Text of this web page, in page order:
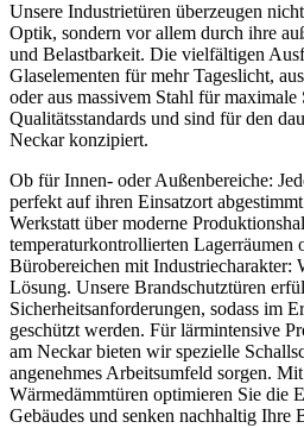
Unsere Industrietüren überzeugen
Optik, sondern vor allem durch ihre
und Belastbarkeit. Die vielfältigen
Glaselementen für mehr Tageslicht,
oder aus massivem Stahl für
Qualitätsstandards und sind für den
Neckar konzipiert.
Ob für Innen- oder Außenbereiche:
perfekt auf ihren Einsatzort
Werkstatt über moderne
temperaturkontrollierten Lagerräumen
Bürobereichen mit Industriecharakter:
Lösung. Unsere Brandschutztüren
Sicherheitsanforderungen, sodass im
geschützt werden. Für lärmintensive
am Neckar bieten wir spezielle
angenehmes Arbeitsumfeld sorgen.
Wärmedämmtüren optimieren Sie die
Gebäudes und senken nachhaltig Ihre